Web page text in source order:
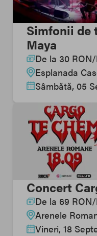
Simfonii de
Maya
De la 30 RON/
Esplanada
Sâmbătă, 05
Concert
De la 69 RON/
Arenele
Vineri, 18